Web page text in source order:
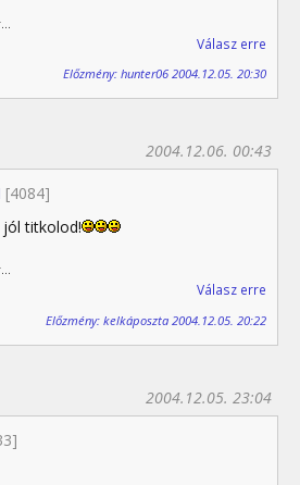
Válasz erre
Előzmény: hunter06 2004.12.05. 20:30
[4084]
2004.12.06. 00:43
jól titkolod!
Válasz erre
Előzmény: kelkáposzta 2004.12.05. 20:22
2004.12.05. 23:04